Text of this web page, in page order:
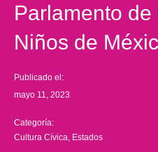
Parlamento
Niños de
Publicado el:
mayo 11, 2023
Categoría:
Cultura Cívica Estados